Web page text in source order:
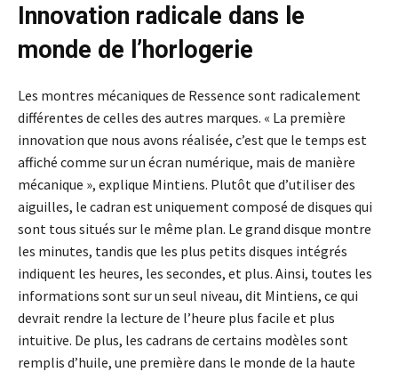
Innovation radicale dans le
monde de l’horlogerie
Les montres mécaniques de Ressence sont radicalement
différentes de celles des autres marques. « La première
innovation que nous avons réalisée, c’est que le temps est
affiché comme sur un écran numérique, mais de manière
mécanique », explique Mintiens. Plutôt que d’utiliser des
aiguilles, le cadran est uniquement composé de disques qui
sont tous situés sur le même plan. Le grand disque montre
les minutes, tandis que les plus petits disques intégrés
indiquent les heures, les secondes, et plus. Ainsi, toutes les
informations sont sur un seul niveau, dit Mintiens, ce qui
devrait rendre la lecture de l’heure plus facile et plus
intuitive. De plus, les cadrans de certains modèles sont
remplis d’huile, une première dans le monde de la haute